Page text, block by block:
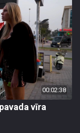
00:02:38
vīra